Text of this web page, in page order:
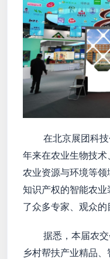
在北京展团科技
年来在农业生物技术
农业资源与环境等
知识产权的智能农
了众多专家、观众的
据悉，本届农交
乡村帮扶产业精品